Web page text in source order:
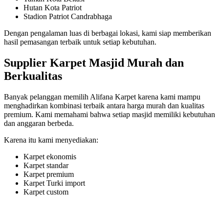
Hutan Kota Patriot
Stadion Patriot Candrabhaga
Dengan pengalaman luas di berbagai lokasi, kami siap memberikan
hasil pemasangan terbaik untuk setiap kebutuhan.
Supplier Karpet Masjid Murah dan
Berkualitas
Banyak pelanggan memilih Alifana Karpet karena kami mampu
menghadirkan kombinasi terbaik antara harga murah dan kualitas
premium. Kami memahami bahwa setiap masjid memiliki kebutuhan
dan anggaran berbeda.
Karena itu kami menyediakan:
Karpet ekonomis
Karpet standar
Karpet premium
Karpet Turki import
Karpet custom